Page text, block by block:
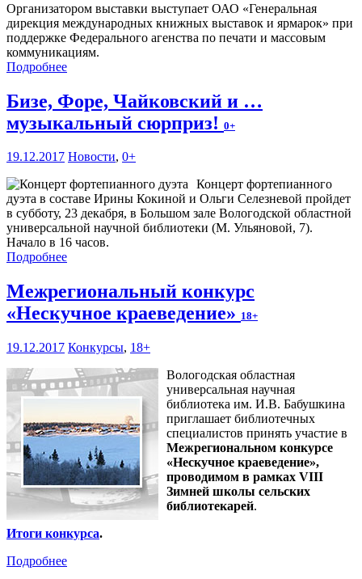
Организатором выставки выступает ОАО «Генеральная
дирекция международных книжных выставок и ярмарок» при
поддержке Федерального агенства по печати и массовым
коммуникациям.
Подробнее
Бизе, Форе, Чайковский и …
музыкальный сюрприз! 0+
19.12.2017 Новости, 0+
Концерт фортепианного
дуэта в составе Ирины Кокиной и Ольги Селезневой пройдет
в субботу, 23 декабря, в Большом зале Вологодской областной
универсальной научной библиотеки (М. Ульяновой, 7).
Начало в 16 часов.
Подробнее
Межрегиональный конкурс
«Нескучное краеведение» 18+
19.12.2017 Конкурсы, 18+
Вологодская областная
универсальная научная
библиотека им. И.В. Бабушкина
приглашает библиотечных
специалистов принять участие в
Межрегиональном конкурсе
«Нескучное краеведение»,
проводимом в рамках VIII
Зимней школы сельских
библиотекарей.
Итоги конкурса.
Подробнее